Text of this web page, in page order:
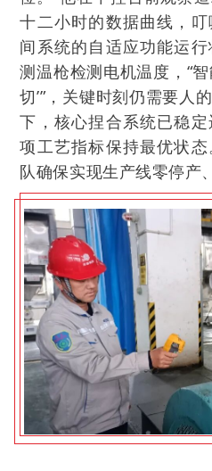
十二小时的数据曲线，
间系统的自适应功能运
测温枪检测电机温度，“
切’”，关键时刻仍需要人
下，核心捏合系统已稳
项工艺指标保持最优状
队确保实现生产线零停产